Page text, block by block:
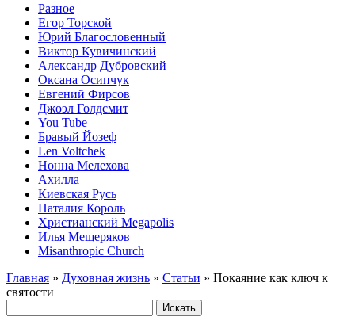
Разное
Егор Торской
Юрий Благословенный
Виктор Кувичинский
Александр Дубровский
Оксана Осипчук
Евгений Фирсов
Джоэл Голдсмит
You Tube
Бравый Йозеф
Len Voltchek
Нонна Мелехова
Ахилла
Киевская Русь
Наталия Король
Христианский Megapolis
Илья Мещеряков
Misanthropic Church
Главная » Духовная жизнь » Статьи » Покаяние как ключ к
святости